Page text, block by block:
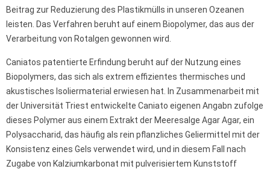
Beitrag zur Reduzierung des Plastikmülls in unseren Ozeanen
leisten. Das Verfahren beruht auf einem Biopolymer, das aus der
Verarbeitung von Rotalgen gewonnen wird.
Caniatos patentierte Erfindung beruht auf der Nutzung eines
Biopolymers, das sich als extrem effizientes thermisches und
akustisches Isoliermaterial erwiesen hat. In Zusammenarbeit mit
der Universität Triest entwickelte Caniato eigenen Angabn zufolge
dieses Polymer aus einem Extrakt der Meeresalge Agar Agar, ein
Polysaccharid, das häufig als rein pflanzliches Geliermittel mit der
Konsistenz eines Gels verwendet wird, und in diesem Fall nach
Zugabe von Kalziumkarbonat mit pulverisiertem Kunststoff